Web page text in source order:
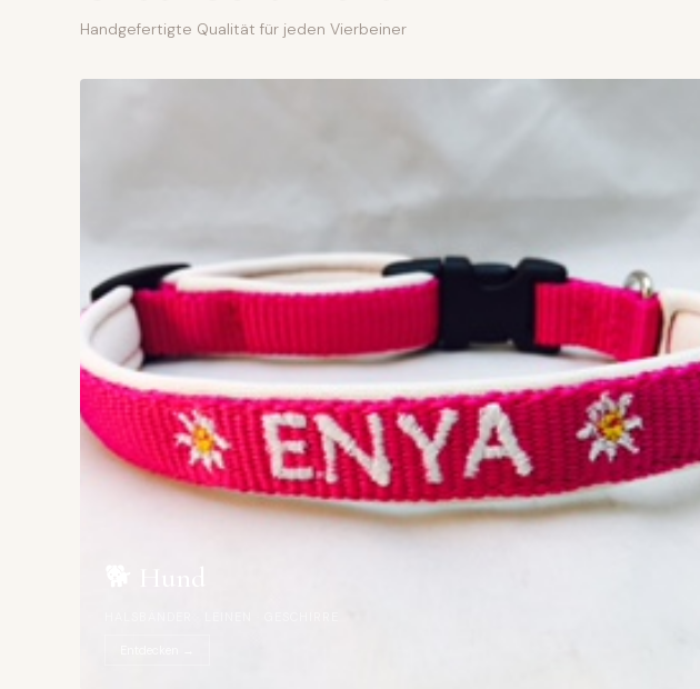
Handgefertigte Qualität für jeden Vierbeiner